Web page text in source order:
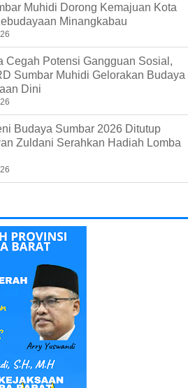
Muhidi Dorong Kemajuan Kota
Minangkabau
Cegah Potensi Gangguan Sosial,
Sumbar Muhidi Gelorakan Budaya
Dini
Budaya Sumbar 2026 Ditutup
Zuldani Serahkan Hadiah Lomba